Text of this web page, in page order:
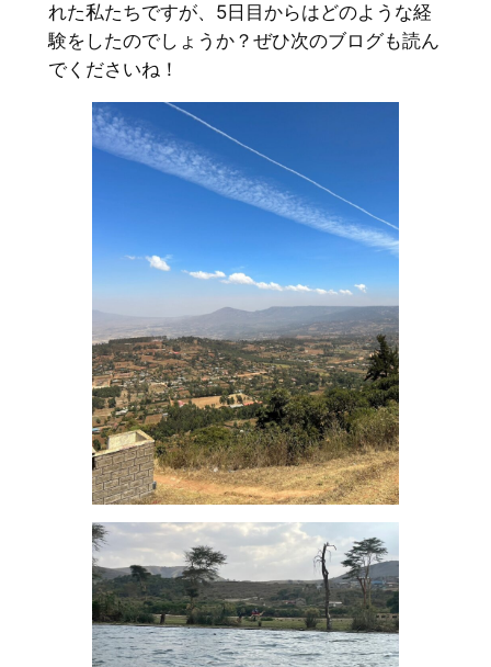
れた私たちですが、5日目からはどのような経
験をしたのでしょうか？ぜひ次のブログも読ん
でくださいね！